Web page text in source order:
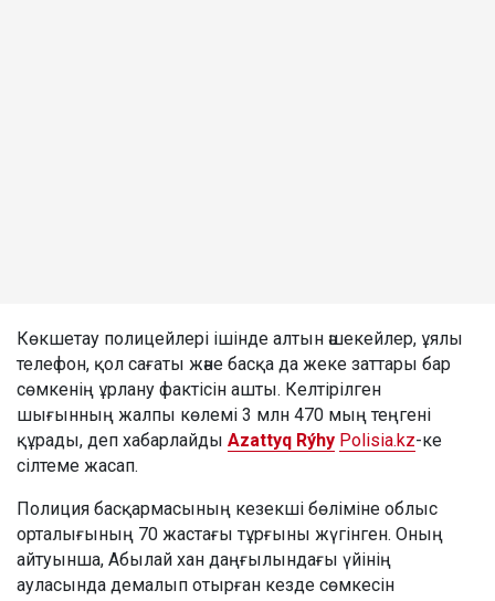
Көкшетау полицейлері ішінде алтын әшекейлер, ұялы
телефон, қол сағаты және басқа да жеке заттары бар
сөмкенің ұрлану фактісін ашты. Келтірілген
шығынның жалпы көлемі 3 млн 470 мың теңгені
құрады, деп хабарлайды Azattyq Rýhy Polisia.kz-ке
сілтеме жасап.
Полиция басқармасының кезекші бөліміне облыс
орталығының 70 жастағы тұрғыны жүгінген. Оның
айтуынша, Абылай хан даңғылындағы үйінің
ауласында демалып отырған кезде сөмкесін